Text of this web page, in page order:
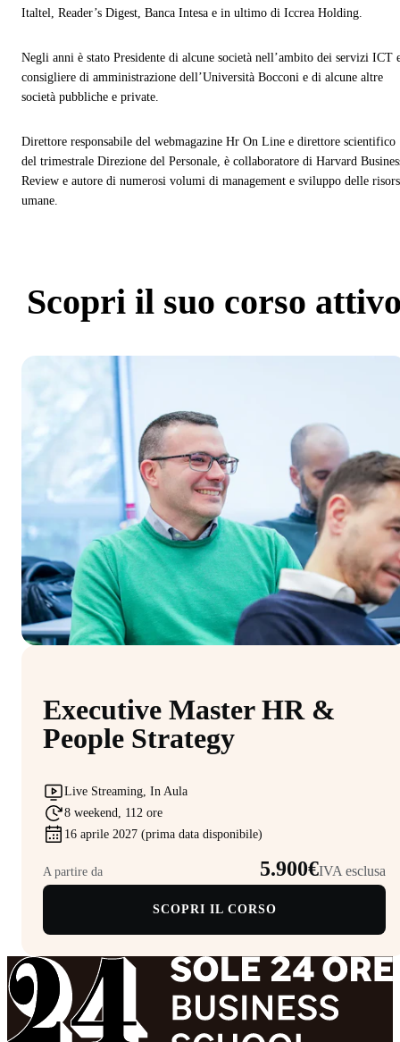
Italtel, Reader’s Digest, Banca Intesa e in ultimo di Iccrea Holding.
Negli anni è stato Presidente di alcune società nell’ambito dei servizi ICT
consigliere di amministrazione dell’Università Bocconi e di alcune altre
società pubbliche e private.
Direttore responsabile del webmagazine Hr On Line e direttore scientifico
del trimestrale Direzione del Personale, è collaboratore di Harvard
Review e autore di numerosi volumi di management e sviluppo delle
umane.
Scopri il suo corso
Executive Master HR &
People Strategy
Live Streaming, In Aula
8 weekend, 112 ore
16 aprile 2027 (prima data disponibile)
A partire da 5.900€IVA esclusa
SCOPRI IL CORSO